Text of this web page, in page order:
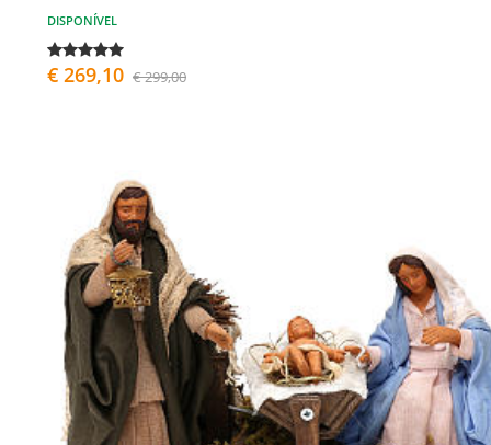
DISPONÍVEL
€ 269,10 € 299,00